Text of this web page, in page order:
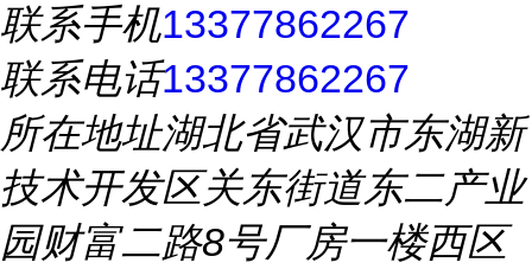
联系手机13377862267
联系电话13377862267
所在地址湖北省武汉市东湖新
技术开发区关东街道东二产业
园财富二路8号厂房一楼西区